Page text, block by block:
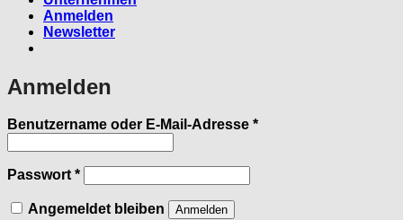
Anmelden
Newsletter
Anmelden
Benutzername oder E-Mail-Adresse *Erforderlich
Passwort*Erforderlich
Angemeldet bleiben Anmelden